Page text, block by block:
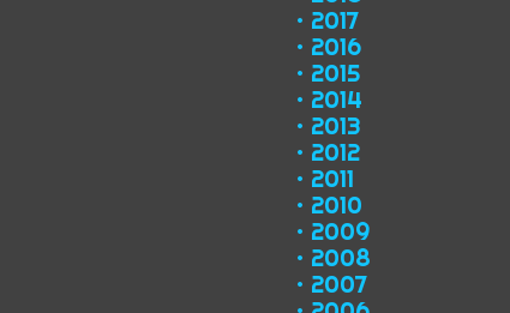
2017
2016
2015
2014
2013
2012
2011
2010
2009
2008
2007